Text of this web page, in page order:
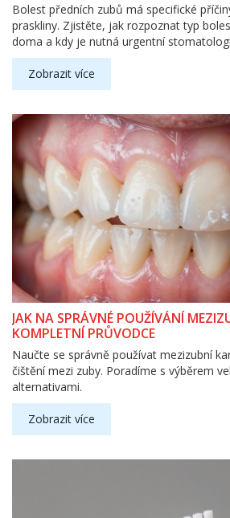
Bolest předních zubů má specifické
praskliny. Zjistěte, jak rozpoznat typ
doma a kdy je nutná urgentní
Zobrazit více
JAK NA SPRÁVNÉ POUŽÍVÁNÍ
KOMPLETNÍ PRŮVODCE
Naučte se správně používat mezizubní
čištění mezi zuby. Poradíme s výběrem
alternativami.
Zobrazit více